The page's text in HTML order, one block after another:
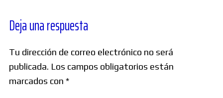
Deja una respuesta
Tu dirección de correo electrónico no será
publicada. Los campos obligatorios están
marcados con *